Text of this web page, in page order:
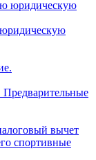
юридическую